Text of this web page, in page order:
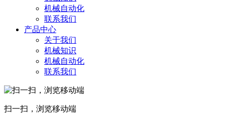
机械自动化
联系我们
产品中心
关于我们
机械知识
机械自动化
联系我们
扫一扫，浏览移动端